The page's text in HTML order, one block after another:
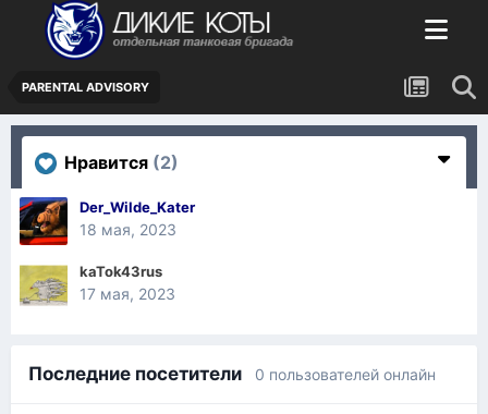
PARENTAL ADVISORY
Нравится (2)
Der_Wilde_Kater
18 мая, 2023
kaTok43rus
17 мая, 2023
Последние посетители 0 пользователей онлайн